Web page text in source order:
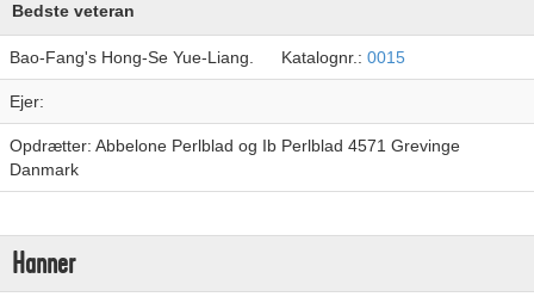
Bedste veteran
Bao-Fang's Hong-Se Yue-Liang. Katalognr.: 0015
Ejer:
Opdrætter: Abbelone Perlblad og Ib Perlblad 4571 Grevinge
Danmark
Hanner